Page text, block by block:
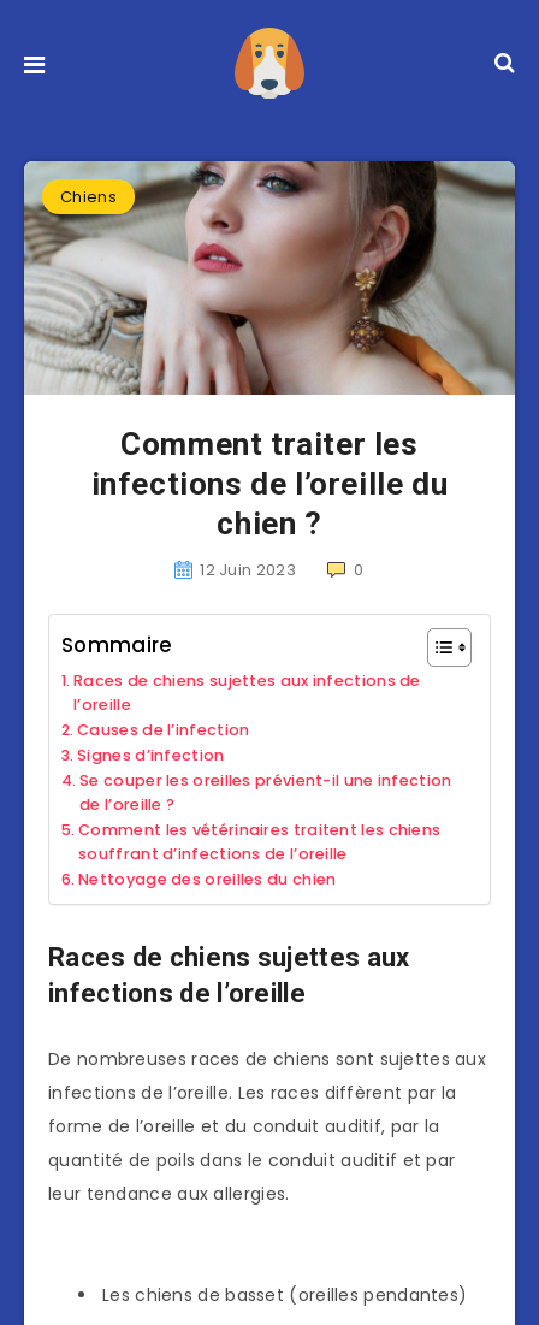
Chiens
Comment traiter les
infections de l’oreille du
chien ?
12 Juin 2023 0
Sommaire
Races de chiens sujettes aux infections de
l’oreille
Causes de l’infection
Signes d’infection
Se couper les oreilles prévient-il une infection
de l’oreille ?
Comment les vétérinaires traitent les chiens
souffrant d’infections de l’oreille
Nettoyage des oreilles du chien
Races de chiens sujettes aux
infections de l’oreille
De nombreuses races de chiens sont sujettes aux
infections de l’oreille. Les races diffèrent par la
forme de l’oreille et du conduit auditif, par la
quantité de poils dans le conduit auditif et par
leur tendance aux allergies.
Les chiens de basset (oreilles pendantes)